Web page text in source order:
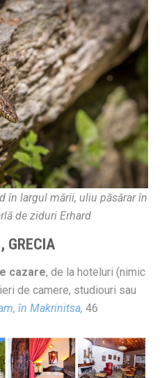
în largul mării, uliu păsărar în
de ziduri Erhard
GRECIA
cazare, de la hoteluri (nimic
de camere, studiouri sau
în Makrinitsa, 46